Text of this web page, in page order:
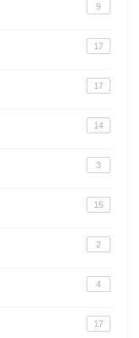
9
17
17
14
3
15
2
4
17